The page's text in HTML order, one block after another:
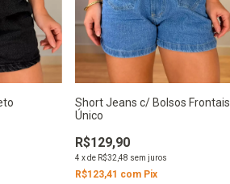
Short Jeans c/ Bolsos Frontais
Único
R$129,90
4 xde R$32,48 sem juros
R$123,41 com Pix